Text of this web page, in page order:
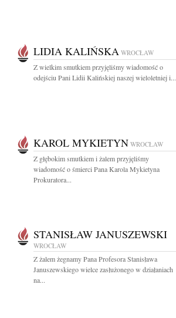
LIDIA KALIŃSKA WROCŁAW
Z wielkim smutkiem przyjęliśmy wiadomość o
odejściu Pani Lidii Kalińskiej naszej wieloletniej i...
KAROL MYKIETYN WROCŁAW
Z głębokim smutkiem i żalem przyjęliśmy
wiadomość o śmierci Pana Karola Mykietyna
Prokuratora...
STANISŁAW JANUSZEWSKI
WROCŁAW
Z żalem żegnamy Pana Profesora Stanisława
Januszewskiego wielce zasłużonego w działaniach
na...